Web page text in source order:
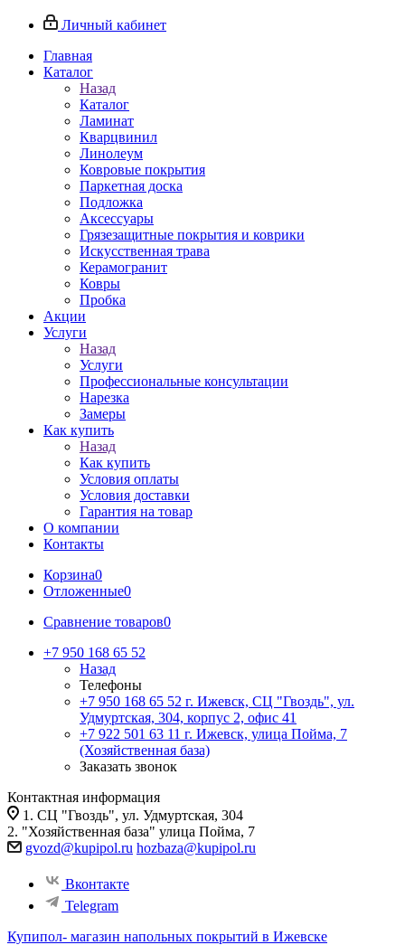
Личный кабинет
Главная
Каталог
Назад
Каталог
Ламинат
Кварцвинил
Линолеум
Ковровые покрытия
Паркетная доска
Подложка
Аксессуары
Грязезащитные покрытия и коврики
Искусственная трава
Керамогранит
Ковры
Пробка
Акции
Услуги
Назад
Услуги
Профессиональные консультации
Нарезка
Замеры
Как купить
Назад
Как купить
Условия оплаты
Условия доставки
Гарантия на товар
О компании
Контакты
Корзина0
Отложенные0
Сравнение товаров0
+7 950 168 65 52
Назад
Телефоны
+7 950 168 65 52 г. Ижевск, СЦ "Гвоздь", ул.
Удмуртская, 304, корпус 2, офис 41
+7 922 501 63 11 г. Ижевск, улица Пойма, 7
(Хозяйственная база)
Заказать звонок
Контактная информация
1. СЦ "Гвоздь", ул. Удмуртская, 304
2. "Хозяйственная база" улица Пойма, 7
gvozd@kupipol.ru hozbaza@kupipol.ru
Вконтакте
Telegram
Купипол- магазин напольных покрытий в Ижевске